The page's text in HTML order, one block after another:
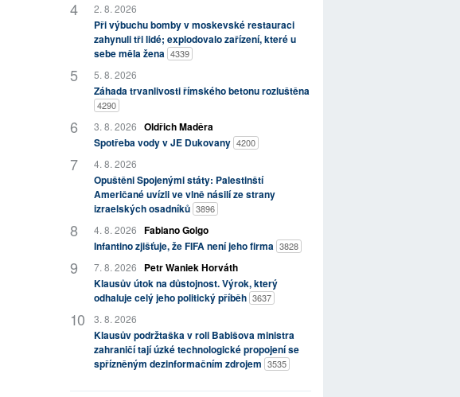
2. 8. 2026
Při výbuchu bomby v moskevské restauraci
zahynuli tři lidé; explodovalo zařízení, které u
sebe měla žena 4339
5. 8. 2026
Záhada trvanlivosti římského betonu rozluštěna
4290
3. 8. 2026 Oldřich Maděra
Spotřeba vody v JE Dukovany 4200
4. 8. 2026
Opuštěni Spojenými státy: Palestinští
Američané uvízli ve vlně násilí ze strany
izraelských osadníků 3896
4. 8. 2026 Fabiano Golgo
Infantino zjišťuje, že FIFA není jeho firma 3828
7. 8. 2026
Petr Waniek Horváth
Klausův útok na důstojnost. Výrok, který
odhaluje celý jeho politický příběh 3637
3. 8. 2026
Klausův podržtaška v roli Babišova ministra
zahraničí tají úzké technologické propojení se
spřízněným dezinformačním zdrojem 3535